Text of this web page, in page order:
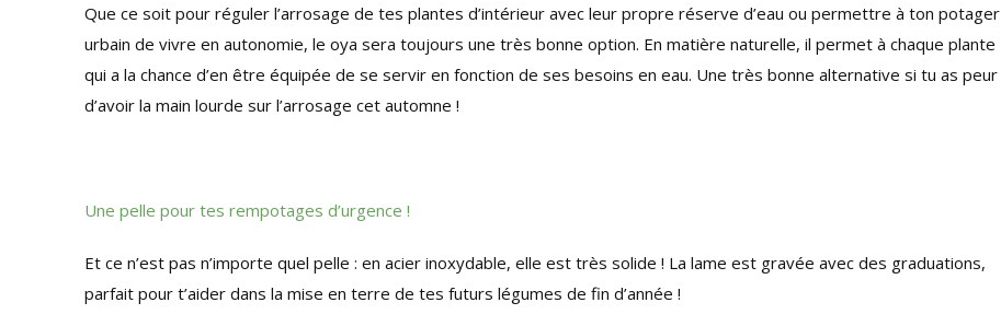
Que ce soit pour réguler l’arrosage de tes plantes d’intérieur avec leur propre réserve d’eau ou permettre à ton potager
urbain de vivre en autonomie, le oya sera toujours une très bonne option. En matière naturelle, il permet à chaque plante
qui a la chance d’en être équipée de se servir en fonction de ses besoins en eau. Une très bonne alternative si tu as peur
d’avoir la main lourde sur l’arrosage cet automne !
Une pelle pour tes rempotages d’urgence !
Et ce n’est pas n’importe quel pelle : en acier inoxydable, elle est très solide ! La lame est gravée avec des graduations,
parfait pour t’aider dans la mise en terre de tes futurs légumes de fin d’année !